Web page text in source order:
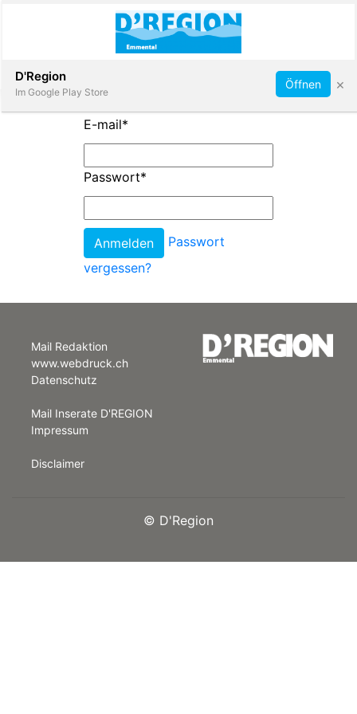
App
Abonnieren
E-mail*
Passwort*
Passwort
vergessen?
Mail Redaktion
www.webdruck.ch
Datenschutz
Mail Inserate D'REGION
Impressum
Disclaimer
© D'Region
D'Region
Im Google Play Store
Öffnen ×